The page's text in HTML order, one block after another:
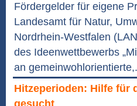
Fördergelder für eigene
Landesamt für Natur,
Nordrhein-Westfalen
des Ideenwettbewerbs
an
Hitzeperioden: Hilfe für